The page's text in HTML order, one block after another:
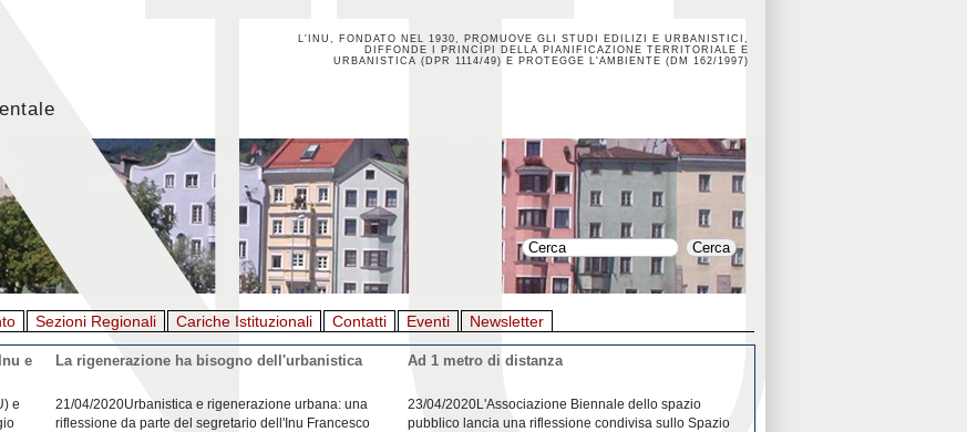
L'INU, FONDATO NEL 1930, PROMUOVE GLI STUDI EDILIZI E URBANISTICI,
DIFFONDE I PRINCÌPI DELLA PIANIFICAZIONE TERRITORIALE E
URBANISTICA (DPR 1114/49) E PROTEGGE L'AMBIENTE (DM 162/1997)
Sezioni Regionali Cariche Istituzionali Contatti Eventi Newsletter
e
e
La rigenerazione ha bisogno dell'urbanistica
21/04/2020Urbanistica e rigenerazione urbana: una
riflessione da parte del segretario dell'Inu Francesco
Ad 1 metro di distanza
23/04/2020L'Associazione Biennale dello spazio
pubblico lancia una riflessione condivisa sullo Spazio